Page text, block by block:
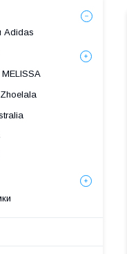
Adidas
MELISSA